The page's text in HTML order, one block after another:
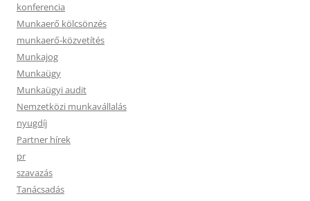
konferencia
Munkaerő kölcsönzés
munkaerő-közvetítés
Munkajog
Munkaügy
Munkaügyi audit
Nemzetközi munkavállalás
nyugdíj
Partner hírek
pr
szavazás
Tanácsadás